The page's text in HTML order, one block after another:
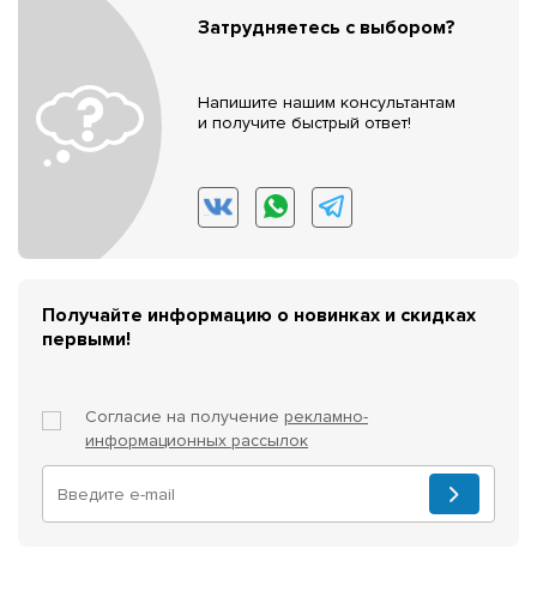
Затрудняетесь с выбором?
Напишите нашим консультантам
и получите быстрый ответ!
Получайте информацию о новинках и скидках
первыми!
Согласие на получение рекламно-
информационных рассылок